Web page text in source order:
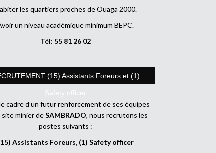
les quartiers proches de Ouaga 2000.
un niveau académique minimum BEPC.
Tél: 55 81 26 02
(15) Assistants Foreurs et (1)
Safety officer
cadre d’un futur renforcement de ses équipes
site minier deSAMBRADO, nous recrutons les
postes suivants :
Assistants Foreurs, (1) Safety officer